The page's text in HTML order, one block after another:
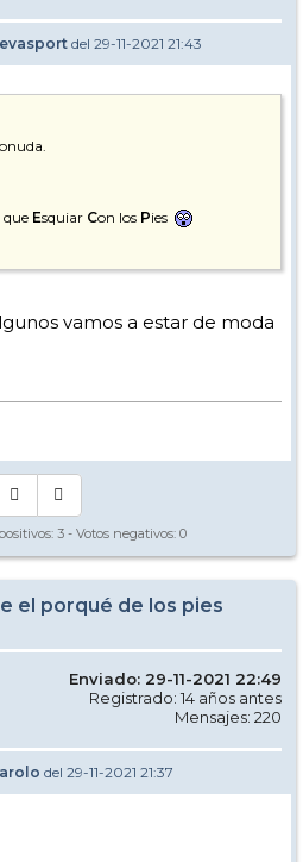
del 29-11-2021 21:43
que Esquiar Con los Pies
vamos a estar de moda
3 - Votos negativos: 0
el porqué de los pies
Enviado: 29-11-2021 22:49
Registrado: 14 años antes
Mensajes: 220
del 29-11-2021 21:37